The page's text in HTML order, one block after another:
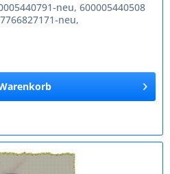
neu, 600005440508
neu,